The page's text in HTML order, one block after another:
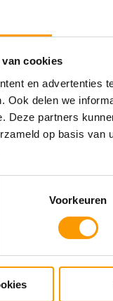
cookies
en advertenties
Ook delen we
Deze partners
op basis
Voorkeuren
business
vragen
GAC